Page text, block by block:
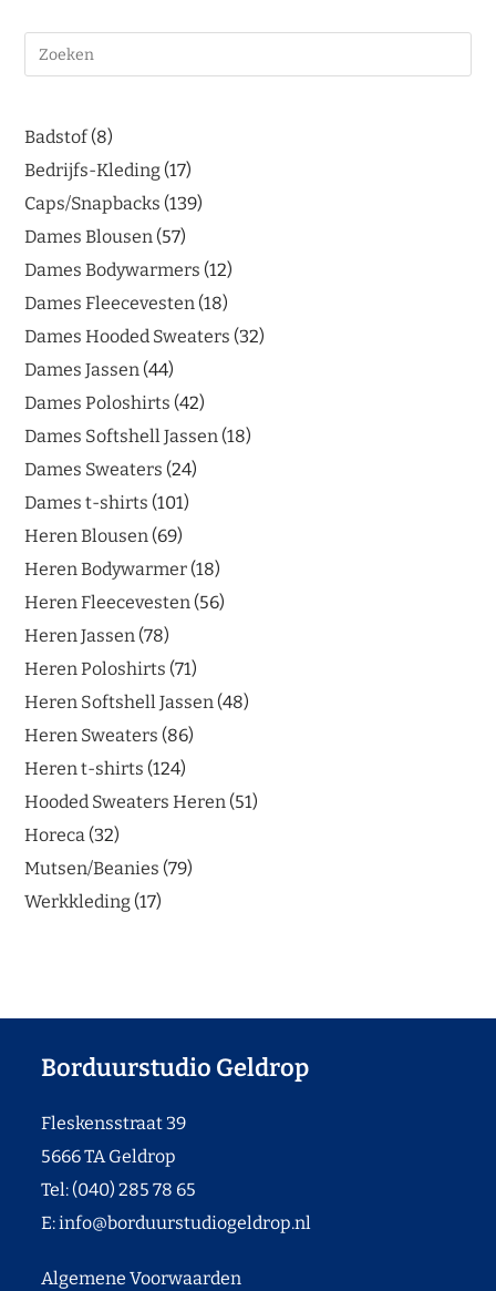
Badstof 8
Bedrijfs-Kleding 17
Caps/Snapbacks 139
Dames Blousen 57
Dames Bodywarmers 12
Dames Fleecevesten 18
Dames Hooded Sweaters 32
Dames Jassen 44
Dames Poloshirts 42
Dames Softshell Jassen 18
Dames Sweaters 24
Dames t-shirts 101
Heren Blousen 69
Heren Bodywarmer 18
Heren Fleecevesten 56
Heren Jassen 78
Heren Poloshirts 71
Heren Softshell Jassen 48
Heren Sweaters 86
Heren t-shirts 124
Hooded Sweaters Heren 51
Horeca 32
Mutsen/Beanies 79
Werkkleding 17
Borduurstudio Geldrop
Fleskensstraat 39
5666 TA Geldrop
Tel: (040) 285 78 65
E:info@borduurstudiogeldrop.nl
Algemene Voorwaarden